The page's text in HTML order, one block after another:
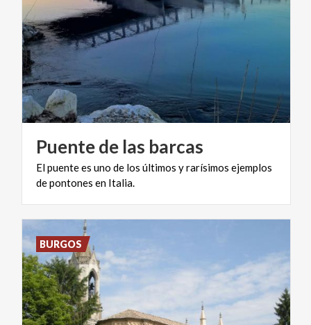
Puentede las barcas
Elpuentees uno de los últimos yrarísimos ejemplos
depontones en Italia.
BURGOS